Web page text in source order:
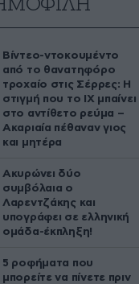
Βίντεο-ντοκουμέντο
από το θανατηφόρο
τροχαίο στις Σέρρες: Η
στιγμή που το ΙΧ μπαίνει
στο αντίθετο ρεύμα –
Ακαριαία πέθαναν γιος
και μητέρα
Ακυρώνει δύο
συμβόλαια ο
Λαρεντζάκης και
υπογράφει σε ελληνική
ομάδα-έκπληξη!
5 ροφήματα που
μπορείτε να πίνετε πριν